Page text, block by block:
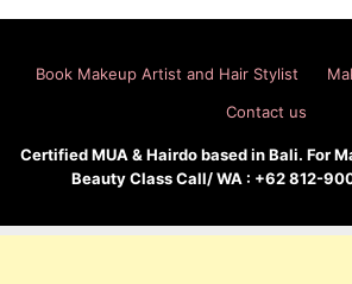
Book Makeup Artist and Hair Stylist
Contact us
Certified MUA & Hairdo based in Bali. For
Beauty Class Call/ WA : +62 812-